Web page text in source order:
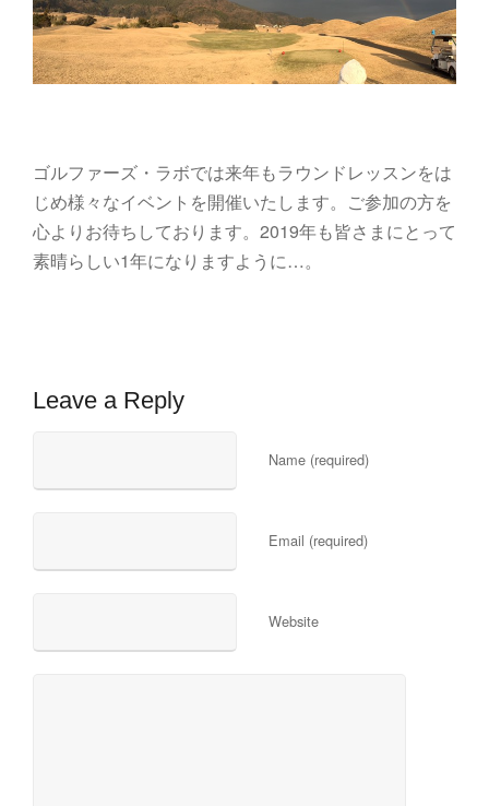
ゴルファーズ・ラボでは来年もラウンドレッスンをは
じめ様々なイベントを開催いたします。ご参加の方を
心よりお待ちしております。2019年も皆さまにとって
素晴らしい1年になりますように…。
Leave a Reply
Name (required)
Email (required)
Website